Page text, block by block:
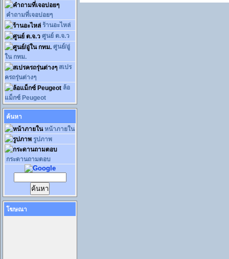
คำถามที่เจอบ่อยๆ
ร้านอะไหล่
ศูนย์ ต.จ.ว
ศูนย์/อู่
ใน กทม.
สเปร
ครถรุ่นต่างๆ
ล้อ
แม็กซ์ Peugeot
ค้นหา
หน้าภายใน
รูปภาพ
กระดานถามตอบ
โฆษณา